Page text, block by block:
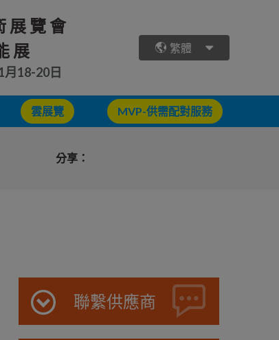
展覽會
展
月18-20日
繁體
雲展覽 MVP-供需配對服務
分享：
聯繫供應商